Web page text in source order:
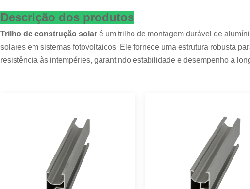
Descrição dos produtos
Trilho de construção solaré um trilho de montagem durável de
solares em sistemas fotovoltaicos. Ele fornece uma estrutura robusta
resistência às intempéries, garantindo estabilidade e desempenho a